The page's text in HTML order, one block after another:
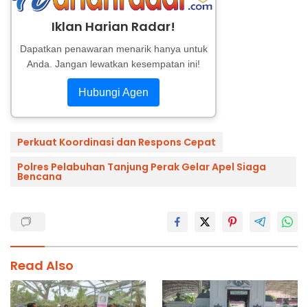
Iklan Harian Radar!
Dapatkan penawaran menarik hanya untuk
Anda. Jangan lewatkan kesempatan ini!
Hubungi Agen
Perkuat Koordinasi dan Respons Cepat
Polres Pelabuhan Tanjung Perak Gelar Apel Siaga
Bencana
Read Also